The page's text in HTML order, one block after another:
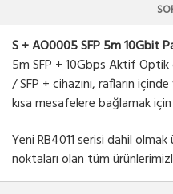
S + AO0005 SFP 5m 10Gbit
5m SFP + 10Gbps Aktif
/ SFP + cihazını, rafların
kısa mesafelere bağlamak
Yeni RB4011 serisi dahil
noktaları olan tüm